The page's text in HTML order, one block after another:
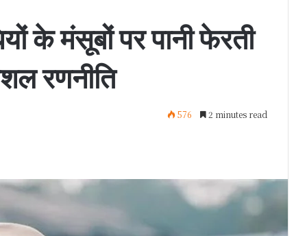
के मंसूबों पर पानी फेरती
रणनीति
576 2 minutes read